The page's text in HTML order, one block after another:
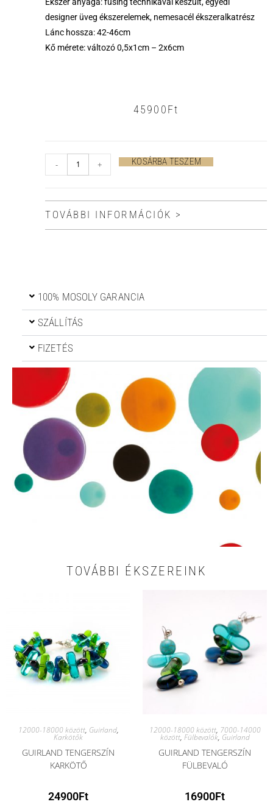
designer üveg ékszerelemek, nemesacél ékszeralkatrész
Lánc hossza: 42-46cm
Kő mérete: változó 0,5x1cm – 2x6cm
45900Ft
- + KOSÁRBA TESZEM
TOVÁBBI INFORMÁCIÓK >
100% MOSOLY GARANCIA
SZÁLLÍTÁS
FIZETÉS
TOVÁBBI ÉKSZEREINK
12000-18000 között, Guirland,
Karkötők
GUIRLAND TENGERSZÍN
KARKÖTŐ
24900Ft
12000-18000 között, 7000-14000
között, Fülbevalók, Guirland
GUIRLAND TENGERSZÍN
FÜLBEVALÓ
16900Ft